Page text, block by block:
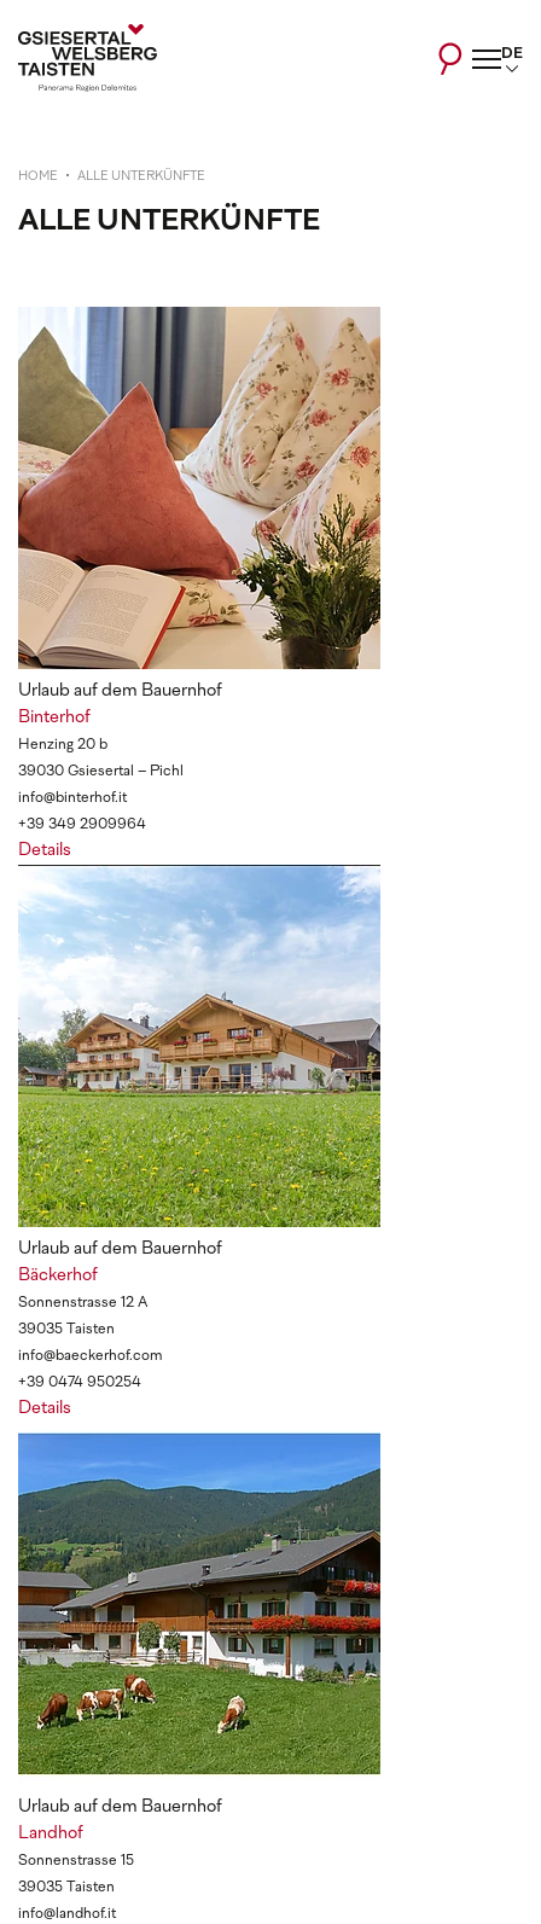
DE
HOME ALLE UNTERKÜNFTE
ALLE UNTERKÜNFTE
Urlaub auf dem Bauernhof
Binterhof
Henzing 20 b
39030 Gsiesertal – Pichl
info@binterhof.it
+39 349 2909964
Details
Urlaub auf dem Bauernhof
Bäckerhof
Sonnenstrasse 12 A
39035 Taisten
info@baeckerhof.com
+39 0474 950254
Details
Urlaub auf dem Bauernhof
Landhof
Sonnenstrasse 15
39035 Taisten
info@landhof.it